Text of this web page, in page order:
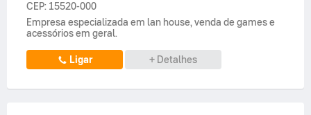
CEP: 15520-000
Empresa especializada em lan house, venda de games e
acessórios em geral.
Ligar + Detalhes